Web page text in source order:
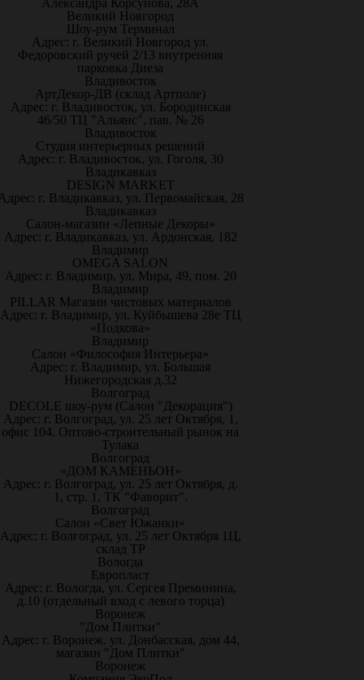
Великий Новгород
Шоу-рум Терминал
Адрес: г. Великий Новгород ул.
Федоровский ручей 2/13 внутренняя
парковка Диеза
Владивосток
АртДекор-ДВ (склад Артполе)
Адрес: г. Владивосток, ул. Бородинская
46/50 ТЦ "Альянс", пав. № 26
Владивосток
Студия интерьерных решений
Адрес: г. Владивосток, ул. Гоголя, 30
Владикавказ
DESIGN MARKET
г. Владикавказ, ул. Первомайская, 28
Владикавказ
Салон-магазин «Лепные Декоры»
Адрес: г. Владикавказ, ул. Ардонская, 182
Владимир
OMEGA SALON
Адрес: г. Владимир, ул. Мира, 49, пом. 20
Владимир
PILLAR Магазин чистовых материалов
Адрес: г. Владимир, ул. Куйбышева 28е ТЦ
«Подкова»
Владимир
Салон «Философия Интерьера»
Адрес: г. Владимир, ул. Большая
Нижегородская д.32
Волгоград
DECOLE шоу-рум (Салон "Декорация")
Адрес: г. Волгоград, ул. 25 лет Октября, 1,
офис 104. Оптово-строительный рынок на
Тулака
Волгоград
«ДОМ КАМЕНЬОН»
Адрес: г. Волгоград, ул. 25 лет Октября, д.
1, стр. 1, ТК "Фаворит".
Волгоград
Салон «Свет Южанки»
Адрес: г. Волгоград, ул. 25 лет Октября 1Ц,
склад ТР
Вологда
Европласт
Адрес: г. Вологда, ул. Сергея Преминина,
д.10 (отдельный вход с левого торца)
Воронеж
"Дом Плитки"
Адрес: г. Воронеж. ул. Донбасская, дом 44,
магазин "Дом Плитки"
Воронеж